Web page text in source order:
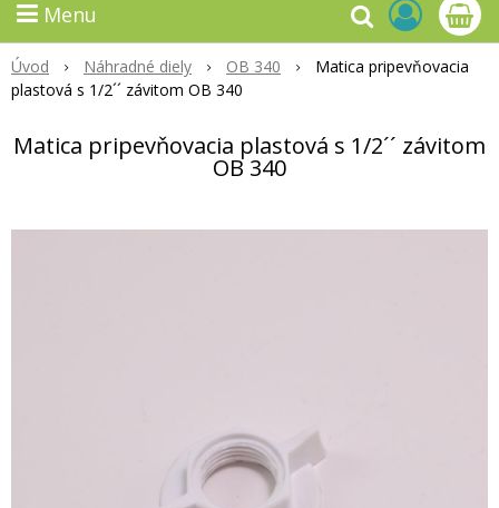
Menu
Úvod Náhradné diely OB 340
Matica pripevňovacia
plastová s 1/2´´ závitom OB 340
Matica pripevňovacia plastová s 1/2´´ závitom
OB 340